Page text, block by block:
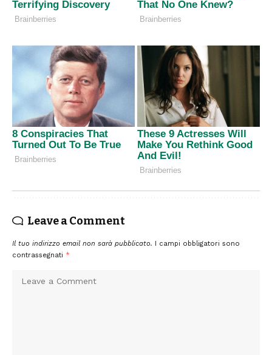
Leave a Comment
Il tuo indirizzo email non sarà pubblicato. I campi obbligatori sono
contrassegnati *